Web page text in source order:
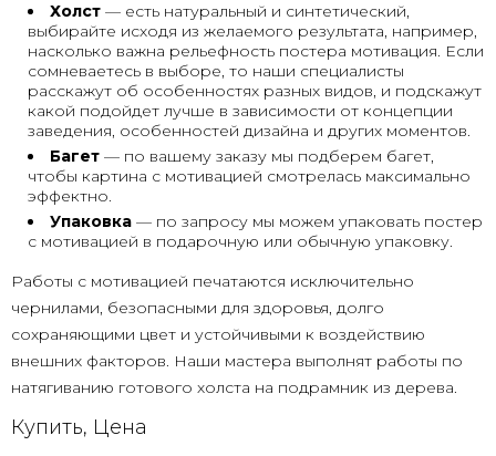
Холст — есть натуральный и синтетический,
выбирайте исходя из желаемого результата, например,
насколько важна рельефность постера мотивация. Если
сомневаетесь в выборе, то наши специалисты
расскажут об особенностях разных видов, и подскажут
какой подойдет лучше в зависимости от концепции
заведения, особенностей дизайна и других моментов.
Багет — по вашему заказу мы подберем багет,
чтобы картина с мотивацией смотрелась максимально
эффектно.
Упаковка — по запросу мы можем упаковать постер
с мотивацией в подарочную или обычную упаковку.
Работы с мотивацией печатаются исключительно
чернилами, безопасными для здоровья, долго
сохраняющими цвет и устойчивыми к воздействию
внешних факторов. Наши мастера выполнят работы по
натягиванию готового холста на подрамник из дерева.
Купить, Цена